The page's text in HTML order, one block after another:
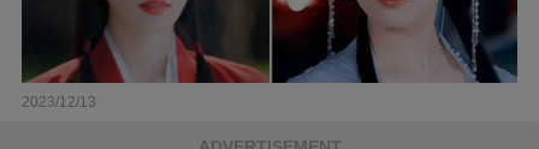
2023/12/13